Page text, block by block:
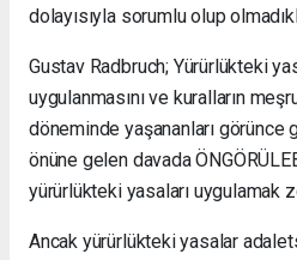
dolayısıyla sorumlu olup
Gustav Radbruch; Yürürlükteki
uygulanmasını ve kuralların
döneminde yaşananları görünce
önüne gelen davada
yürürlükteki yasaları uygulamak
Ancak yürürlükteki yasalar